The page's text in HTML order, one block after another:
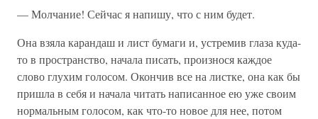
— Молчание! Сейчас я напишу, что с ним будет.
Она взяла карандаш и лист бумаги и, устремив глаза куда-
то в пространство, начала писать, произнося каждое
слово глухим голосом. Окончив все на листке, она как бы
пришла в себя и начала читать написанное ею уже своим
нормальным голосом, как что-то новое для нее, потом